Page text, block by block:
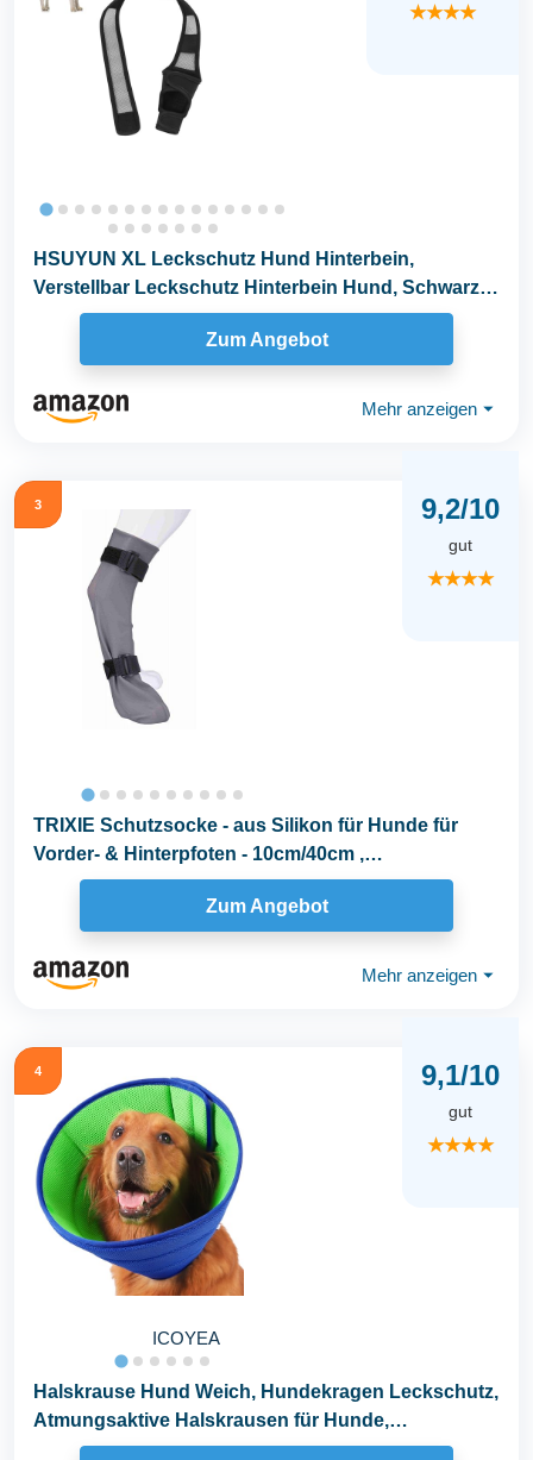
★★★★
HSUYUN XL Leckschutz Hund Hinterbein,
Verstellbar Leckschutz Hinterbein Hund, Schwarz
Hunde...
Zum Angebot
Mehr anzeigen ⏷
3 9,2/10
gut
★★★★
TRIXIE Schutzsocke - aus Silikon für Hunde für
Vorder- & Hinterpfoten - 10cm/40cm ,
Hundesocken...
Zum Angebot
Mehr anzeigen ⏷
4
ICOYEA
9,1/10
gut
★★★★
Halskrause Hund Weich, Hundekragen Leckschutz,
Atmungsaktive Halskrausen für Hunde,
Einstellbarer...